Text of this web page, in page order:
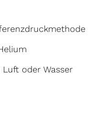
oder Wasser